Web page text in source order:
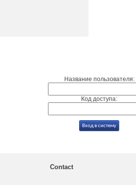
Название пользователя:
Код доступа:
Contact